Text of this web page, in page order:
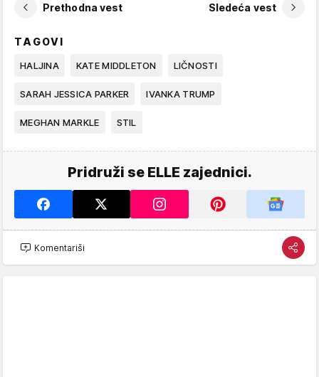
Prethodna vest Sledeća vest
TAGOVI
HALJINA KATE MIDDLETON LIČNOSTI
SARAH JESSICA PARKER IVANKA TRUMP
MEGHAN MARKLE STIL
Pridruži se ELLE zajednici.
Komentariši